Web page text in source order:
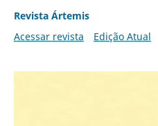
Revista Ártemis
Acessar revista
Edição Atual